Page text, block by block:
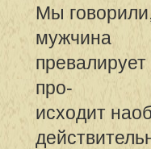
Мы
мужчина
про-
исходит